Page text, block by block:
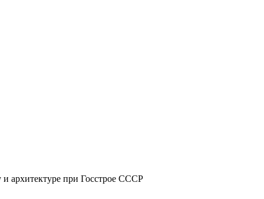
архитектуре при Госстрое СССР